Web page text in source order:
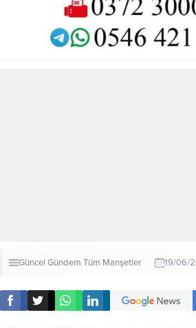
Güncel Gündem Tüm Manşetler 19/06/